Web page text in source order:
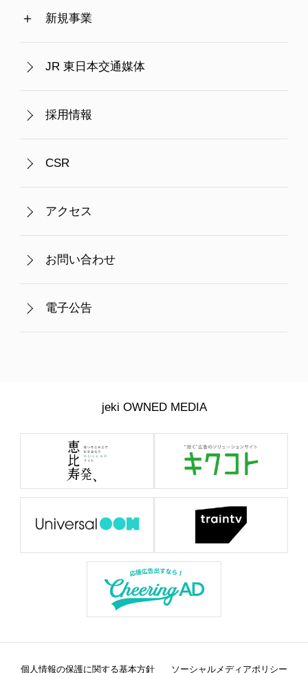
新規事業
JR 東日本交通媒体
採用情報
CSR
アクセス
お問い合わせ
電子公告
jeki OWNED MEDIA
個人情報の保護に関する基本方針 ソーシャルメディアポリシー